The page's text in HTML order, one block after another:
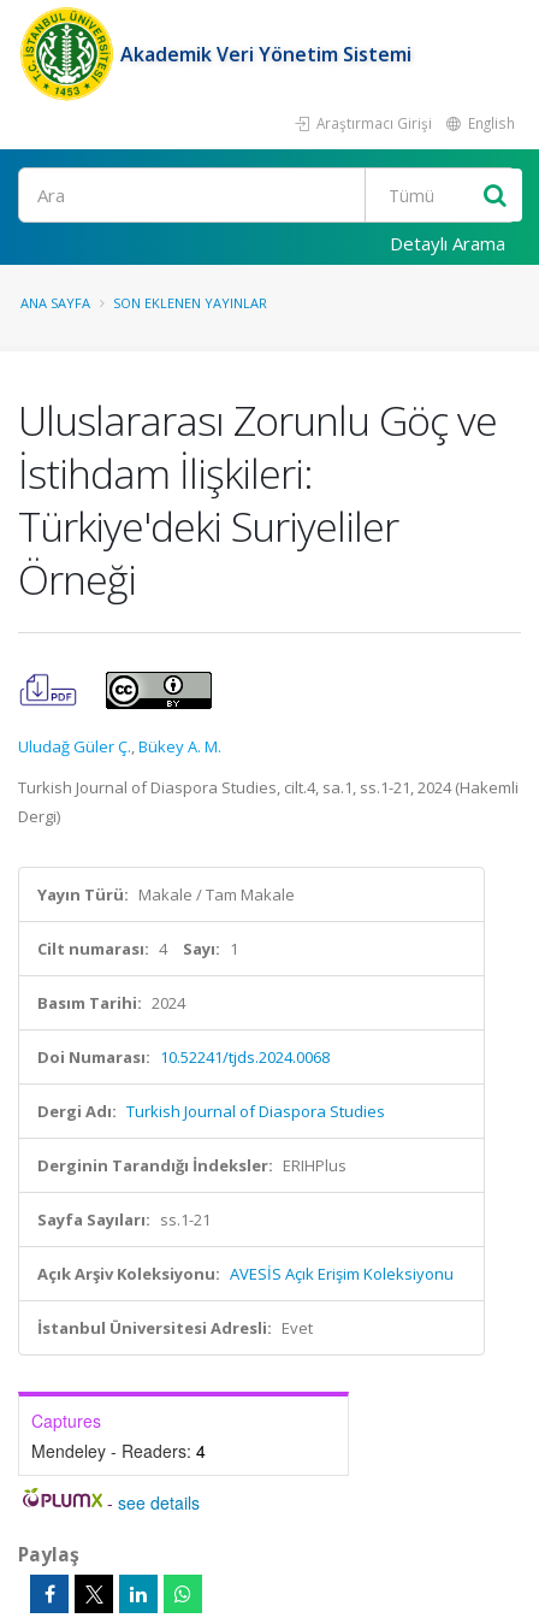
Akademik Veri Yönetim Sistemi
Araştırmacı Girişi English
Ara
Detaylı Arama
ANA SAYFA SON EKLENEN YAYINLAR
Uluslararası Zorunlu Göç ve
İstihdam İlişkileri:
Türkiye'deki Suriyeliler
Örneği
Uludağ Güler Ç.,Bükey A. M.
Turkish Journal of Diaspora Studies, cilt.4, sa.1, ss.1-21, 2024 (Hakemli
Dergi)
Yayın Türü: Makale / Tam Makale
Cilt numarası: 4 Sayı: 1
Basım Tarihi: 2024
Doi Numarası: 10.52241/tjds.2024.0068
Dergi Adı: Turkish Journal of Diaspora Studies
Derginin Tarandığı İndeksler: ERIHPlus
Sayfa Sayıları: ss.1-21
Açık Arşiv Koleksiyonu: AVESİS Açık Erişim Koleksiyonu
İstanbul Üniversitesi Adresli: Evet
Captures
Mendeley - Readers: 4
- see details
Paylaş